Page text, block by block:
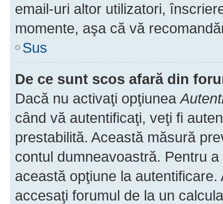
email-uri altor utilizatori,
momente, aşa că vă
Sus
De ce sunt scos afară din
Dacă nu activaţi opţiunea
când vă autentificaţi, veţi fi
prestabilită. Această măsură
contul dumneavoastră. Pentru
această opţiune la
accesaţi forumul de la un